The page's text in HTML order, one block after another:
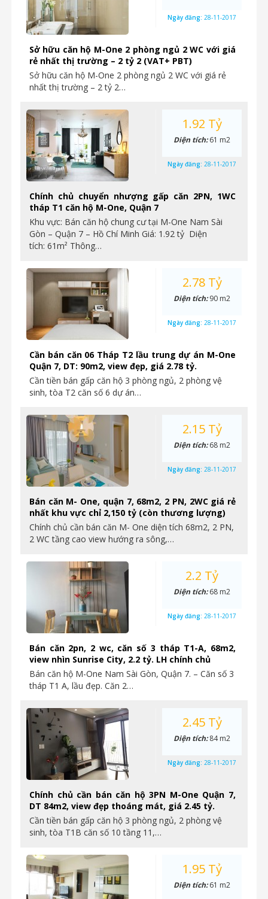
Sở hữu căn hộ M-One 2 phòng ngủ 2 WC với giá
rẻ nhất thị trường – 2 tỷ 2 (VAT+ PBT)
Sở hữu căn hộ M-One 2 phòng ngủ 2 WC với giá rẻ
nhất thị trường – 2 tỷ 2…
Ngày đăng: 28-11-2017
Chính chủ chuyển nhượng gấp căn 2PN, 1WC
tháp T1 căn hộ M-One, Quận 7
Khu vực: Bán căn hộ chung cư tại M-One Nam Sài
Gòn – Quận 7 – Hồ Chí Minh Giá: 1.92 tỷ Diện
tích: 61m² Thông…
1.92 Tỷ
Diện tích:61 m2
Ngày đăng: 28-11-2017
Cần bán căn 06 Tháp T2 lầu trung dự án M-One
Quận 7, DT: 90m2, view đẹp, giá 2.78 tỷ.
Cần tiền bán gấp căn hộ 3 phòng ngủ, 2 phòng vệ
sinh, tòa T2 căn số 6 dự án…
2.78 Tỷ
Diện tích:90 m2
Ngày đăng: 28-11-2017
Bán căn M- One, quận 7, 68m2, 2 PN, 2WC giá rẻ
nhất khu vực chỉ 2,150 tỷ (còn thương lượng)
Chính chủ cần bán căn M- One diện tích 68m2, 2 PN,
2 WC tầng cao view hướng ra sông,…
2.15 Tỷ
Diện tích:68 m2
Ngày đăng: 28-11-2017
Bán căn 2pn, 2 wc, căn số 3 tháp T1-A, 68m2,
view nhìn Sunrise City, 2.2 tỷ. LH chính chủ
Bán căn hộ M-One Nam Sài Gòn, Quận 7. – Căn số 3
tháp T1 A, lầu đẹp. Căn 2…
2.2 Tỷ
Diện tích:68 m2
Ngày đăng: 28-11-2017
Chính chủ cần bán căn hộ 3PN M-One Quận 7,
DT 84m2, view đẹp thoáng mát, giá 2.45 tỷ.
Cần tiền bán gấp căn hộ 3 phòng ngủ, 2 phòng vệ
sinh, tòa T1B căn số 10 tầng 11,…
2.45 Tỷ
Diện tích:84 m2
Ngày đăng: 28-11-2017
1.95 Tỷ
Diện tích:61 m2